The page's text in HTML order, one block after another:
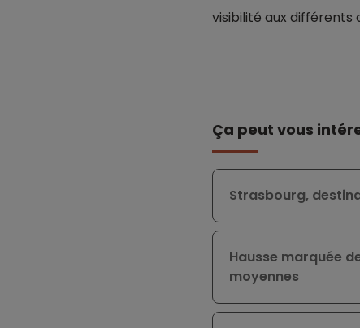
visibilité aux différents
Ça peut vous
Strasbourg,
Hausse marquée
moyennes